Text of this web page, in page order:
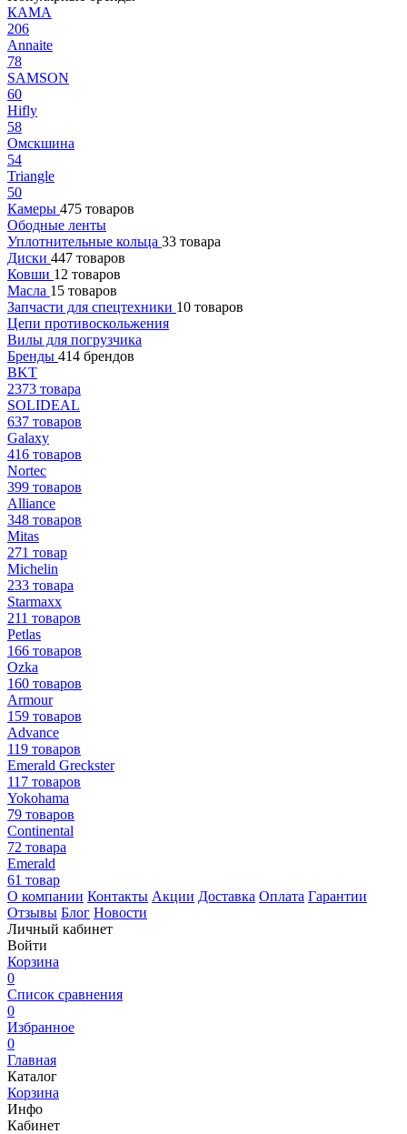
КАМА
206
Annaite
78
SAMSON
60
Hifly
58
Омскшина
54
Triangle
50
Камеры 475 товаров
Ободные ленты
Уплотнительные кольца 33 товара
Диски 447 товаров
Ковши 12 товаров
Масла 15 товаров
Запчасти для спецтехники 10 товаров
Цепи противоскольжения
Вилы для погрузчика
Бренды 414 брендов
BKT
2373 товара
SOLIDEAL
637 товаров
Galaxy
416 товаров
Nortec
399 товаров
Alliance
348 товаров
Mitas
271 товар
Michelin
233 товара
Starmaxx
211 товаров
Petlas
166 товаров
Ozka
160 товаров
Armour
159 товаров
Advance
119 товаров
Emerald Greckster
117 товаров
Yokohama
79 товаров
Continental
72 товара
Emerald
61 товар
О компании Контакты Акции Доставка Оплата Гарантии
Отзывы Блог Новости
Личный кабинет
Войти
Корзина
0
Список сравнения
0
Избранное
0
Главная
Каталог
Корзина
Инфо
Кабинет